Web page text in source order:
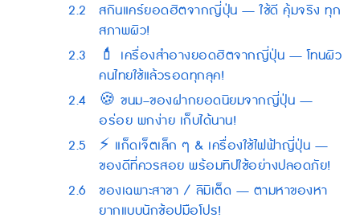
2.2
สกินแคร์ยอดฮิตจากญี่ปุ่น — ใช้ดี คุ้มจริง ทุก
สภาพผิว!
2.3
💄 เครื่องสำอางยอดฮิตจากญี่ปุ่น — โทนผิว
คนไทยใช้แล้วรอดทุกลุค!
2.4
🍪 ขนม–ของฝากยอดนิยมจากญี่ปุ่น —
อร่อย พกง่าย เก็บได้นาน!
2.5
⚡ แก็ดเจ็ตเล็ก ๆ & เครื่องใช้ไฟฟ้าญี่ปุ่น —
ของดีที่ควรสอย พร้อมทิปใช้อย่างปลอดภัย!
2.6
ของเฉพาะสาขา / ลิมิเต็ด — ตามหาของหา
ยากแบบนักช้อปมือโปร!